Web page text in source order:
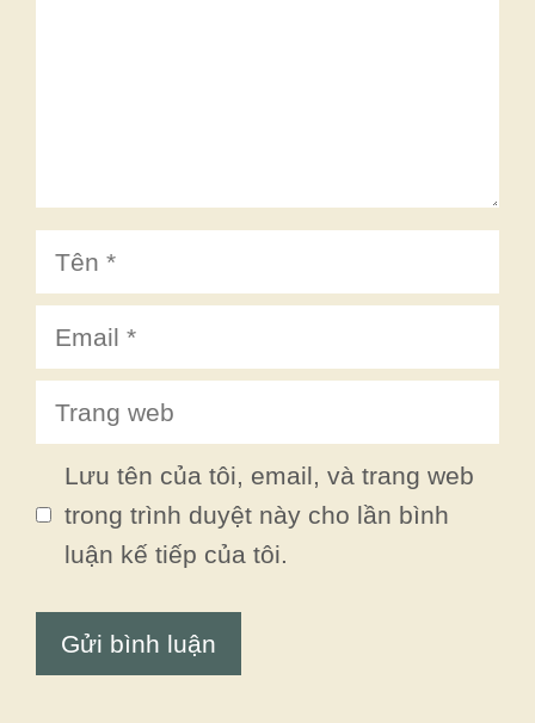
Tên
Email
Trang
web
Lưu tên của tôi, email, và trang web
trong trình duyệt này cho lần bình
luận kế tiếp của tôi.